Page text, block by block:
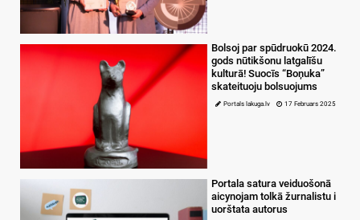
Bolsoj par spūdruokū 2024.
gods nūtikšonu latgalīšu
kulturā! Suocīs “Boņuka”
skateituoju bolsuojums
Portals lakuga.lv 17 Februars 2025
Portala satura veiduošonā
aicynojam tolkā žurnalistu i
uorštata autorus